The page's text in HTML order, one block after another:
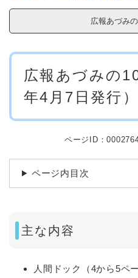
広報あづみ
本
広報あづみの
年4月7日発行）
ページID：
ページ内目次
主な内容
人間ドック（4から5ペー